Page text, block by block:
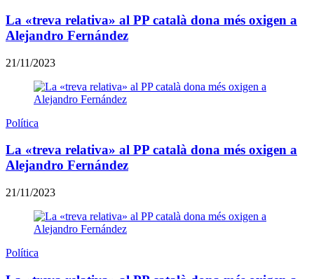
La «treva relativa» al PP català dona més oxigen a
Alejandro Fernández
21/11/2023
Política
La «treva relativa» al PP català dona més oxigen a
Alejandro Fernández
21/11/2023
Política